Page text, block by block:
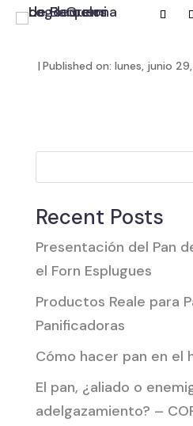
| Published on: lunes, junio
Recent Posts
Presentación del Pan
el Forn Esplugues
Productos Reale para
Panificadoras
Cómo hacer pan en el
El pan, ¿aliado o
adelgazamiento? –